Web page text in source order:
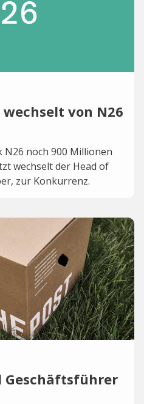
von N26
N26 noch 900 Millionen
wechselt der Head of
zur Konkurrenz.
Geschäftsführer